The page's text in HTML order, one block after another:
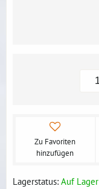
Zu Favoriten
hinzufügen
Lagerstatus: Auf Lager